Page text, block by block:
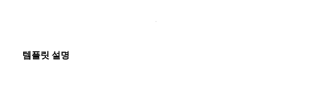
템플릿 설명